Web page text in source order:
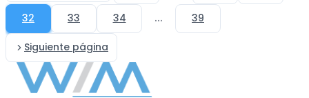
32 33 34 ... 39
Siguiente página